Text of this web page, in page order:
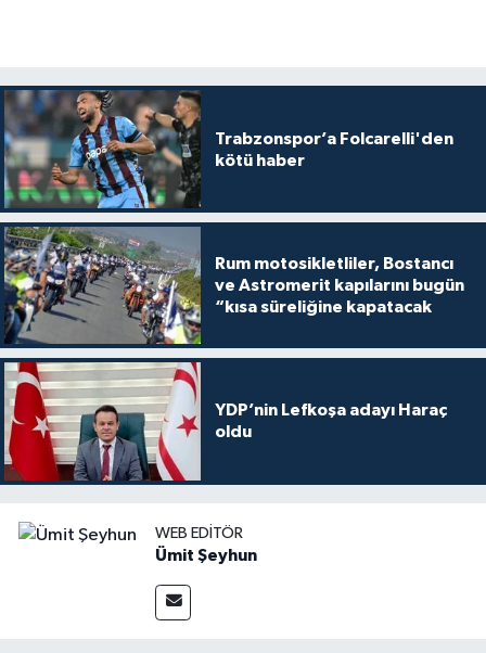
Trabzonspor’a Folcarelli'den
kötü haber
Rum motosikletliler, Bostancı
ve Astromerit kapılarını bugün
“kısa süreliğine kapatacak
YDP’nin Lefkoşa adayı Haraç
oldu
WEB EDITÖR
Ümit Şeyhun